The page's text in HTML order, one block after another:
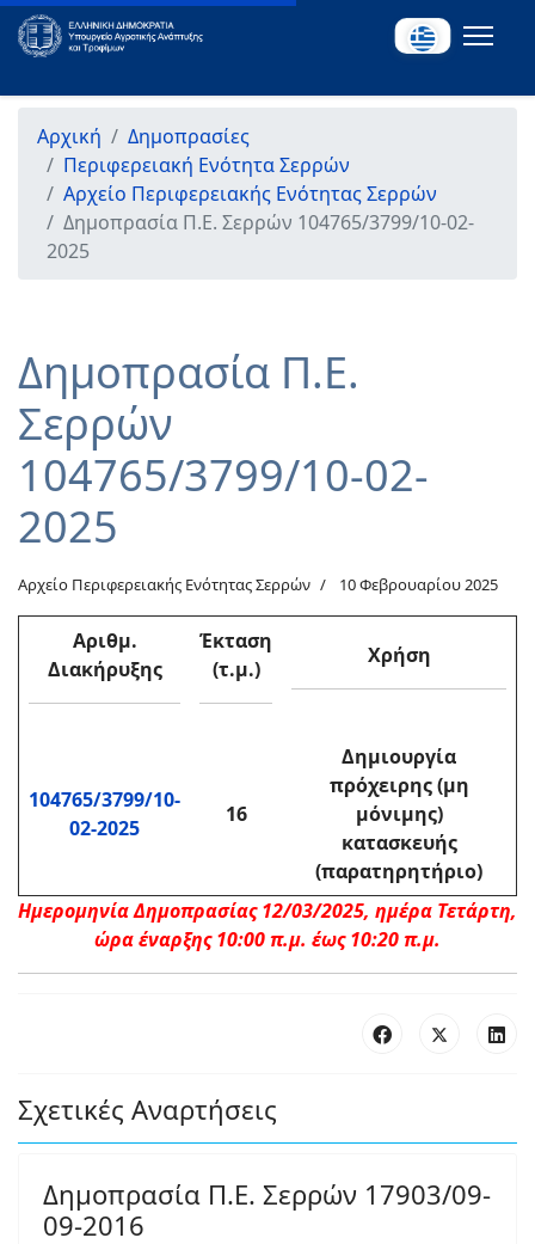
Αρχική
Δημοπρασίες
Περιφερειακή Ενότητα Σερρών
Αρχείο Περιφερειακής Ενότητας Σερρών
Δημοπρασία Π.Ε. Σερρών 104765/3799/10-02-
2025
Δημοπρασία Π.Ε.
Σερρών
104765/3799/10-02-
2025
Αρχείο Περιφερειακής Ενότητας Σερρών 10 Φεβρουαρίου 2025
Αριθμ.
Διακήρυξης
Έκταση
(τ.μ.)
Χρήση
104765/3799/10-
02-2025
16
Δημιουργία
πρόχειρης (μη
μόνιμης)
κατασκευής
(παρατηρητήριο)
Ημερομηνία Δημοπρασίας 12/03/2025, ημέρα Τετάρτη,
ώρα έναρξης 10:00 π.μ. έως 10:20 π.μ.
Σχετικές Αναρτήσεις
Δημοπρασία Π.Ε. Σερρών 17903/09-
09-2016